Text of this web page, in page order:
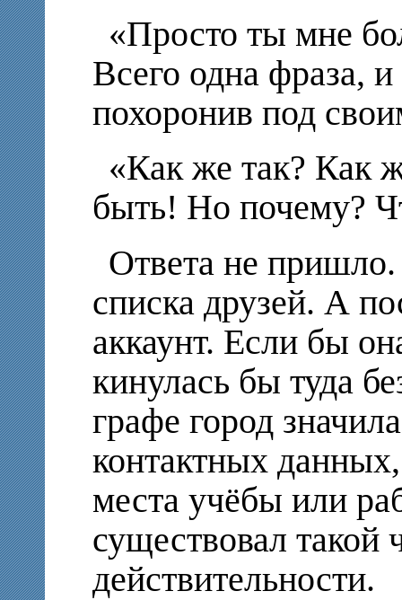
«Просто ты мне
Всего одна фраза,
похоронив под
«Как же так? Как
быть! Но почему?
Ответа не
списка друзей. А
аккаунт. Если бы
кинулась бы туда
графе город
контактных
места учёбы или
существовал такой
действительности.